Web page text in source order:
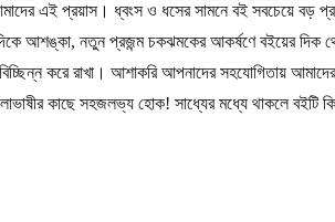
এই প্রয়াস। ধ্বংস ও ধসের সামনে বই সবচেয়ে বড়
আশঙ্কা, নতুন প্রজন্ম চকঝমকের আকর্ষণে বইয়ের দিক
করে রাখা। আশাকরি আপনাদের সহযোগিতায়
কাছে সহজলভ্য হোক! সাধ্যের মধ্যে থাকলে বইটি